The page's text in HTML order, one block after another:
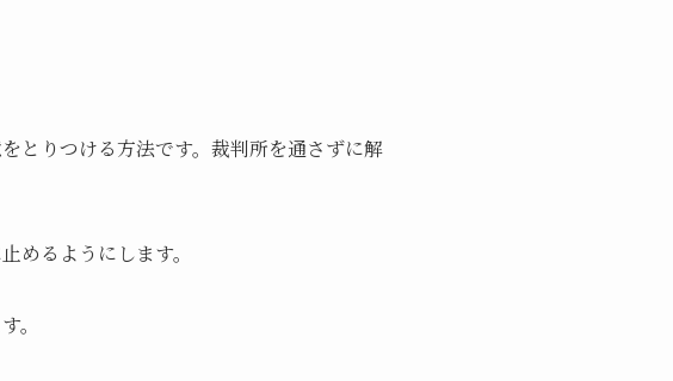
とりつける方法です。裁判所を通さずに解
めるようにします。
。